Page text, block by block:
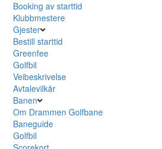
Booking av starttid
Klubbmestere
Gjester
Bestill starttid
Greenfee
Golfbil
Veibeskrivelse
Avtalevilkår
Banen
Om Drammen Golfbane
Baneguide
Golfbil